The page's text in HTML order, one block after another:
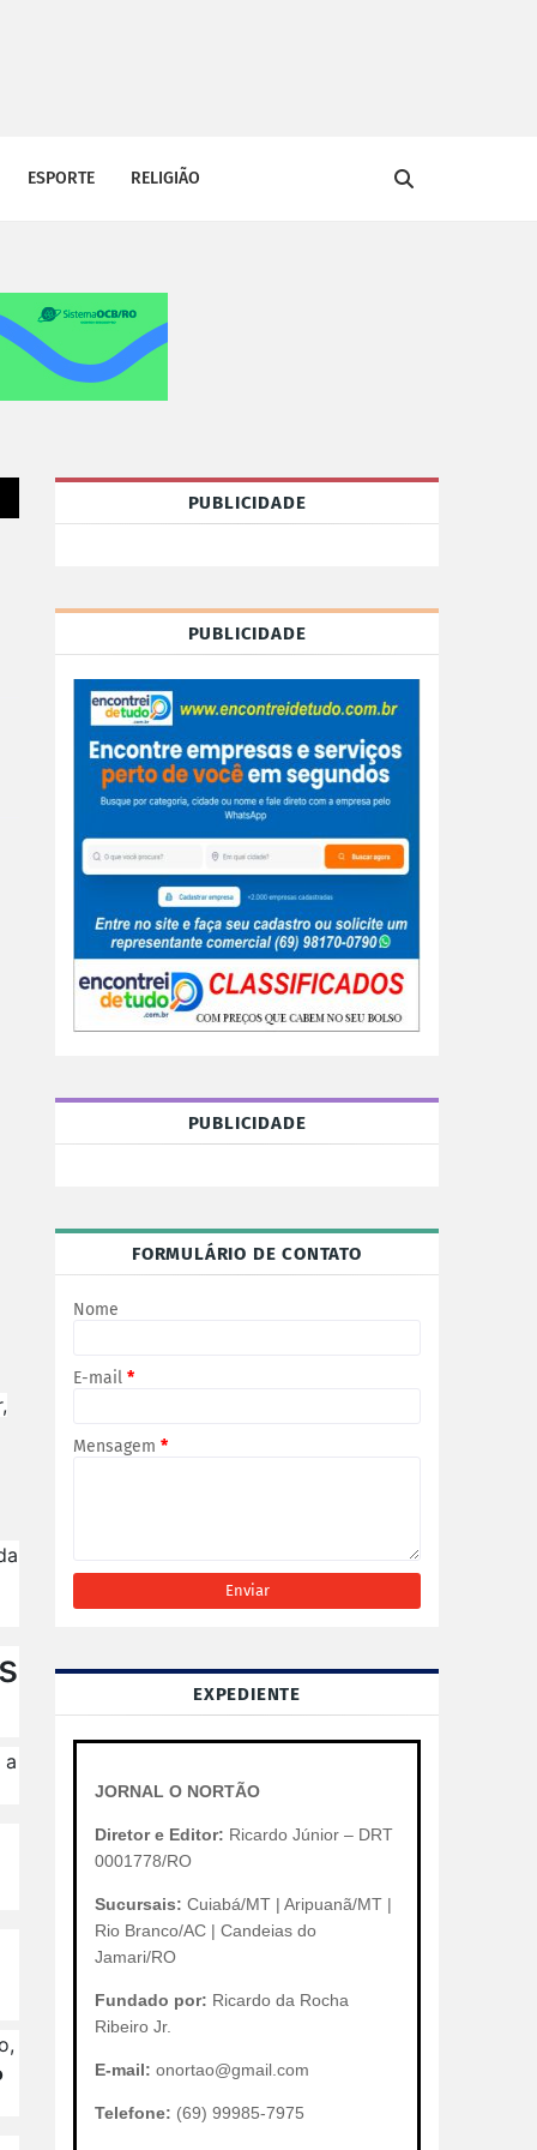
ESPORTE RELIGIÃO
a
PUBLICIDADE
PUBLICIDADE
PUBLICIDADE
FORMULÁRIO DE CONTATO
Nome
E-mail *
Mensagem *
EXPEDIENTE
JORNAL O NORTÃO
Diretor e Editor: Ricardo Júnior – DRT
0001778/RO
Sucursais: Cuiabá/MT | Aripuanã/MT |
Rio Branco/AC | Candeias do
Jamari/RO
Fundado por: Ricardo da Rocha
Ribeiro Jr.
E-mail: onortao@gmail.com
Telefone: (69) 99985-7975